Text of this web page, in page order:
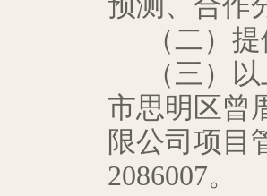
（二）
（三）
市思明区曾
限公司项目
2086007。